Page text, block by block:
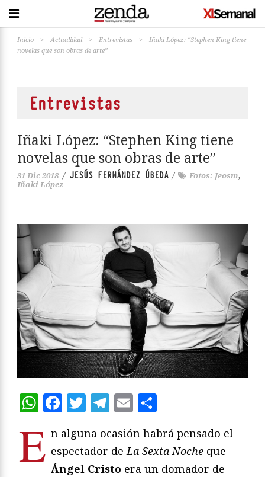
Inicio > Actualidad > Entrevistas >
Iñaki López: “Stephen King tiene
novelas que son obras de arte”
Entrevistas
Iñaki López: “Stephen King tiene
novelas que son obras de arte”
31 Dic 2018 / JESÚS FERNÁNDEZ ÚBEDA / Fotos: Jeosm,
Iñaki López
WhatsApp
Facebook
Twitter
Telegram
Email
E n alguna ocasión habrá pensado el
espectador deLa Sexta Noche que
Ángel Cristo era un domador de